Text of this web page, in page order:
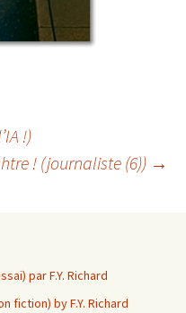
!)
! (journaliste (6)) →
par F.Y. Richard
fiction) by F.Y. Richard